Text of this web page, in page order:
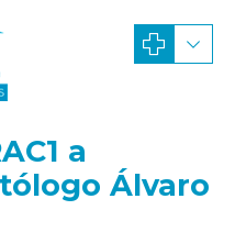
a
Álvaro